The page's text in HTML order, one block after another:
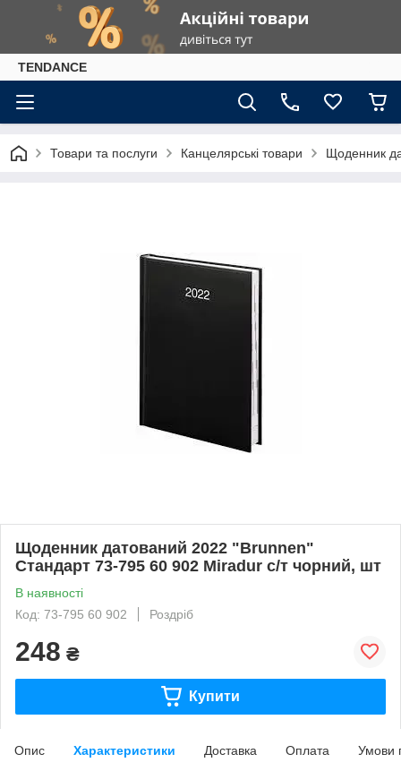
TENDANCE
Товари та послуги Канцелярські товари Щоденник
Щоденник датований 2022 "Brunnen"
Стандарт 73-795 60 902 Miradur с/т чорний, шт
В наявності
Код: 73-795 60 902
Роздріб
248 ₴
Купити
Опис Характеристики Доставка Оплата Умови